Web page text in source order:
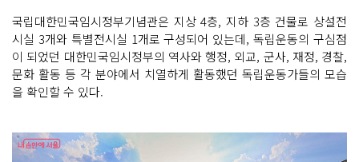
국립대한민국임시정부기념관은 지상 4층, 지하 3층 건물로 상설전
시실 3개와 특별전시실 1개로 구성되어 있는데, 독립운동의 구심점
이 되었던 대한민국임시정부의 역사와 행정, 외교, 군사, 재정, 경찰,
문화 활동 등 각 분야에서 치열하게 활동했던 독립운동가들의 모습
을 확인할 수 있다.